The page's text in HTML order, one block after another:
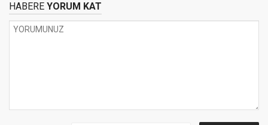
HABERE YORUM KAT